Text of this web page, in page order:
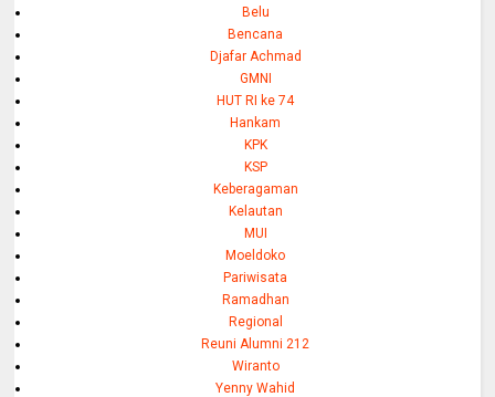
Belu
Bencana
Djafar Achmad
GMNI
HUT RI ke 74
Hankam
KPK
KSP
Keberagaman
Kelautan
MUI
Moeldoko
Pariwisata
Ramadhan
Regional
Reuni Alumni 212
Wiranto
Yenny Wahid